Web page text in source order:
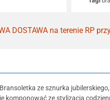
DOSTAWA na terenie RP
ze sznurka